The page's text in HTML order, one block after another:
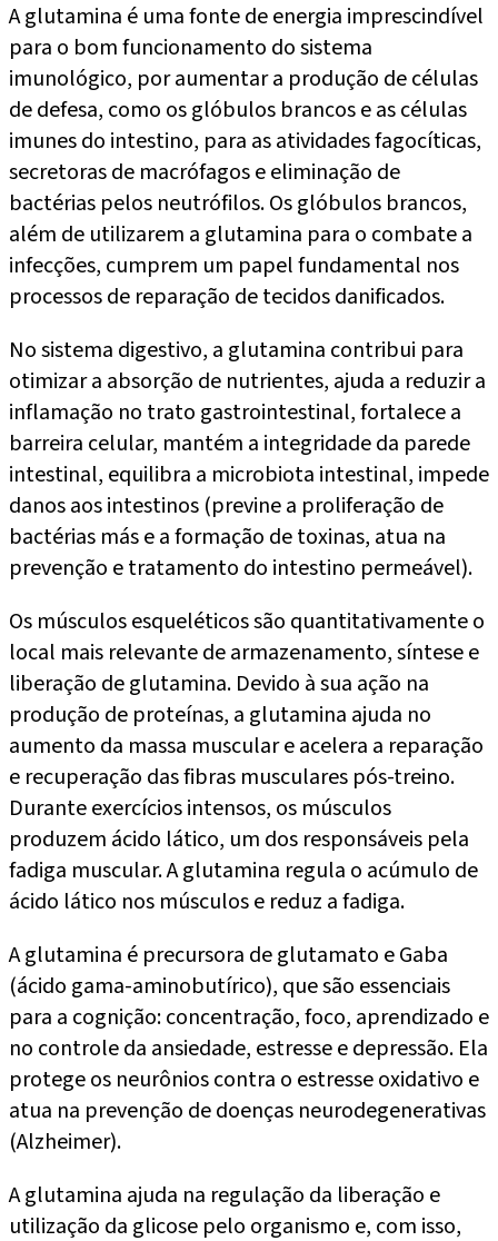
A glutamina é uma fonte de energia imprescindível
para o bom funcionamento do sistema
imunológico, por aumentar a produção de células
de defesa, como os glóbulos brancos e as células
imunes do intestino, para as atividades fagocíticas,
secretoras de macrófagos e eliminação de
bactérias pelos neutrófilos. Os glóbulos brancos,
além de utilizarem a glutamina para o combate a
infecções, cumprem um papel fundamental nos
processos de reparação de tecidos danificados.
No sistema digestivo, a glutamina contribui para
otimizar a absorção de nutrientes, ajuda a reduzir a
inflamação no trato gastrointestinal, fortalece a
barreira celular, mantém a integridade da parede
intestinal, equilibra a microbiota intestinal, impede
danos aos intestinos (previne a proliferação de
bactérias más e a formação de toxinas, atua na
prevenção e tratamento do intestino permeável).
Os músculos esqueléticos são quantitativamente o
local mais relevante de armazenamento, síntese e
liberação de glutamina. Devido à sua ação na
produção de proteínas, a glutamina ajuda no
aumento da massa muscular e acelera a reparação
e recuperação das fibras musculares pós-treino.
Durante exercícios intensos, os músculos
produzem ácido lático, um dos responsáveis pela
fadiga muscular. A glutamina regula o acúmulo de
ácido lático nos músculos e reduz a fadiga.
A glutamina é precursora de glutamato e Gaba
(ácido gama-aminobutírico), que são essenciais
para a cognição: concentração, foco, aprendizado e
no controle da ansiedade, estresse e depressão. Ela
protege os neurônios contra o estresse oxidativo e
atua na prevenção de doenças neurodegenerativas
(Alzheimer).
A glutamina ajuda na regulação da liberação e
utilização da glicose pelo organismo e, com isso,